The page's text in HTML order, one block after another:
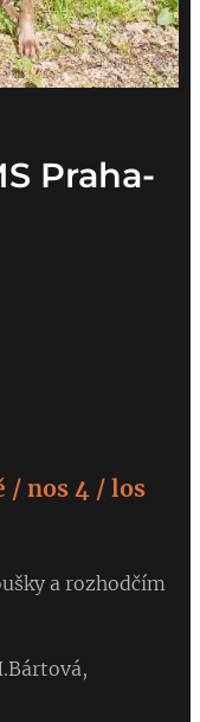
Praha-
/ nos 4 / los
a rozhodčím